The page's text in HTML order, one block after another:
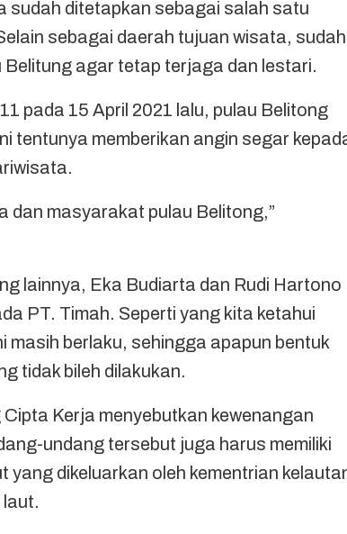
sudah ditetapkan sebagai salah satu
sebagai daerah tujuan wisata, sudah
agar tetap terjaga dan lestari.
pada 15 April 2021 lalu, pulau Belitong
tentunya memberikan angin segar
dan masyarakat pulau Belitong,”
lainnya, Eka Budiarta dan Rudi Hartono
PT. Timah. Seperti yang kita ketahui
masih berlaku, sehingga apapun bentuk
tidak bileh dilakukan.
Kerja menyebutkan kewenangan
undang tersebut juga harus memiliki
dikeluarkan oleh kementrian
laut.